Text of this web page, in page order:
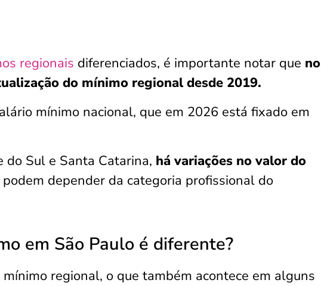
regionais diferenciados, é importante notar que no
do mínimo regional desde 2019.
mínimo nacional, que em 2026 está fixado em
do Sul e Santa Catarina, há variações no valor do
podem depender da categoria profissional do
em São Paulo é diferente?
regional, o que também acontece em alguns